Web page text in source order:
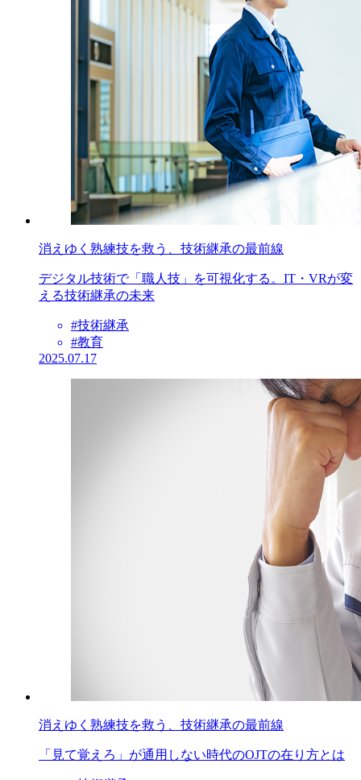
消えゆく熟練技を救う、技術継承の最前線
デジタル技術で「職人技」を可視化する。IT・VRが変
える技術継承の未来
#技術継承
#教育
2025.07.17
消えゆく熟練技を救う、技術継承の最前線
「見て覚えろ」が通用しない時代のOJTの在り方とは